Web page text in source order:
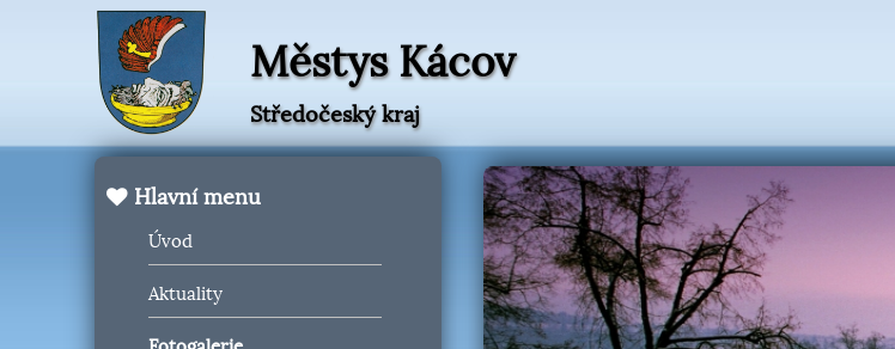
Městys Kácov
Středočeský kraj
Hlavní menu
Úvod
Aktuality